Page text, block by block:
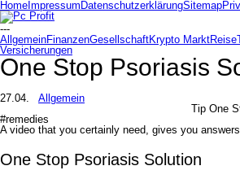
Home Impressum DatenschutzerklärungSitemap
---
AllgemeinFinanzenGesellschaftKrypto MarktReise
Versicherungen
One Stop Psoriasis
27.04.
Allgemein
Tip One
#remedies
A video that you certainly need, gives you
One Stop Psoriasis Solution